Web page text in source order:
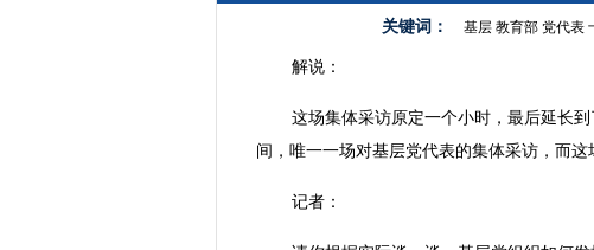
关键词： 基层 教育部 党代表
解说：
这场集体采访原定一个小时，最后延长
间，唯一一场对基层党代表的集体采访，而这
记者：